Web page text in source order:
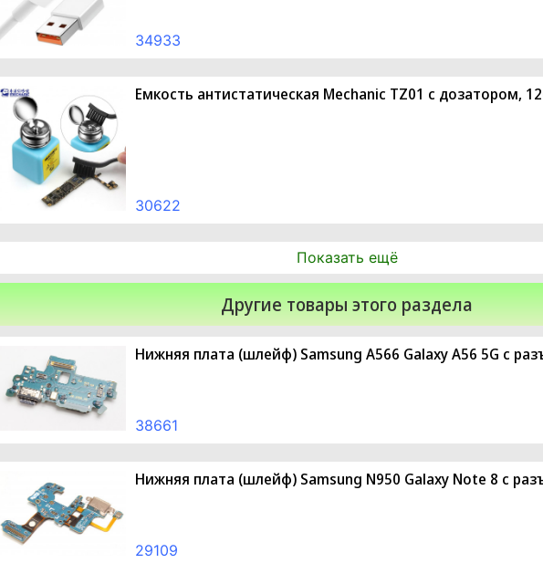
34933
Емкость антистатическая Mechanic TZ01 с дозатором,
30622
Показать ещё
Другие товары этого раздела
Нижняя плата (шлейф) Samsung A566 Galaxy A56 5G с
38661
Нижняя плата (шлейф) Samsung N950 Galaxy Note 8 с
29109